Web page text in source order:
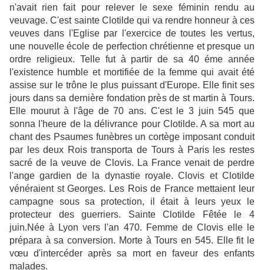
n'avait rien fait pour relever le sexe féminin rendu au
veuvage. C'est sainte Clotilde qui va rendre honneur à ces
veuves dans l'Eglise par l'exercice de toutes les vertus,
une nouvelle école de perfection chrétienne et presque un
ordre religieux. Telle fut à partir de sa 40 éme année
l'existence humble et mortifiée de la femme qui avait été
assise sur le trône le plus puissant d'Europe. Elle finit ses
jours dans sa dernière fondation près de st martin à Tours.
Elle mourut à l'âge de 70 ans. C'est le 3 juin 545 que
sonna l'heure de la délivrance pour Clotilde. A sa mort au
chant des Psaumes funèbres un cortège imposant conduit
par les deux Rois transporta de Tours à Paris les restes
sacré de la veuve de Clovis. La France venait de perdre
l'ange gardien de la dynastie royale. Clovis et Clotilde
vénéraient st Georges. Les Rois de France mettaient leur
campagne sous sa protection, il était à leurs yeux le
protecteur des guerriers. Sainte Clotilde Fêtée le 4
juin.Née à Lyon vers l'an 470. Femme de Clovis elle le
prépara à sa conversion. Morte à Tours en 545. Elle fit le
vœu d'intercéder après sa mort en faveur des enfants
malades.